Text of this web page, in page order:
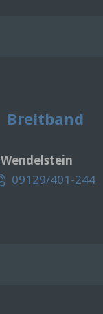
Breitband
09129/401-244